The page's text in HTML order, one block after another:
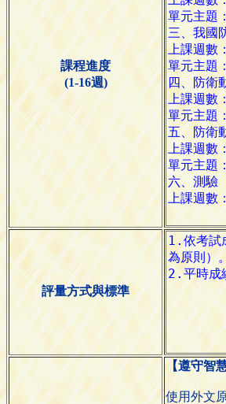
課程進度
(1-16週)
評量方式與標準
【遵守智
使用外文